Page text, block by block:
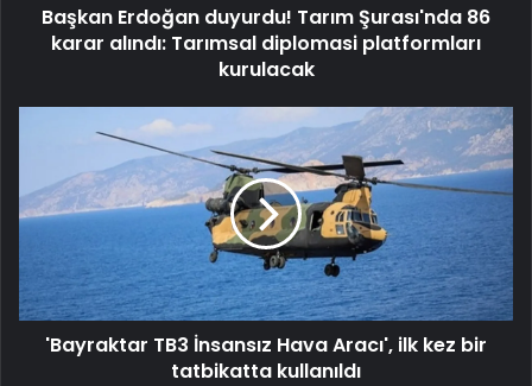
diplomasi
platformları
Başkan Erdoğan duyurdu! Tarım Şurası'nda 86
karar alındı: Tarımsal diplomasi platformları
kurulacak
Hava
Aracı',
kez
tatbikatta
kullanıldı
'Bayraktar TB3 İnsansız Hava Aracı', ilk kez bir
tatbikatta kullanıldı